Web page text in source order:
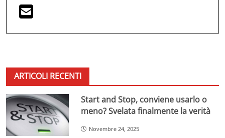
ARTICOLI RECENTI
Start and Stop, conviene usarlo o
meno? Svelata finalmente la verità
Novembre 24, 2025